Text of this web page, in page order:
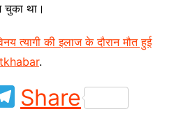
चुका था।
त्यागी की इलाज के दौरान मौत हुई
.
TShare